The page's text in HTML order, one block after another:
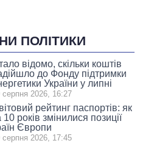
ПОЛІТИКИ
відомо, скільки коштів
до Фонду підтримки
України у липні
серпня 2026, 16:27
рейтинг паспортів: як
10 років змінилися позиції
Європи
серпня 2026, 17:45